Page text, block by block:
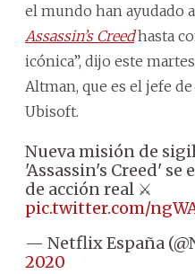
el mundo han ayudado
Assassin’s Creedhasta
icónica”, dijo este
Altman, que es el jefe
Ubisoft.
Nueva misión de
'Assassin's Creed' se
de acción real ⚔️
pic.twitter.com/
— Netflix España
2020